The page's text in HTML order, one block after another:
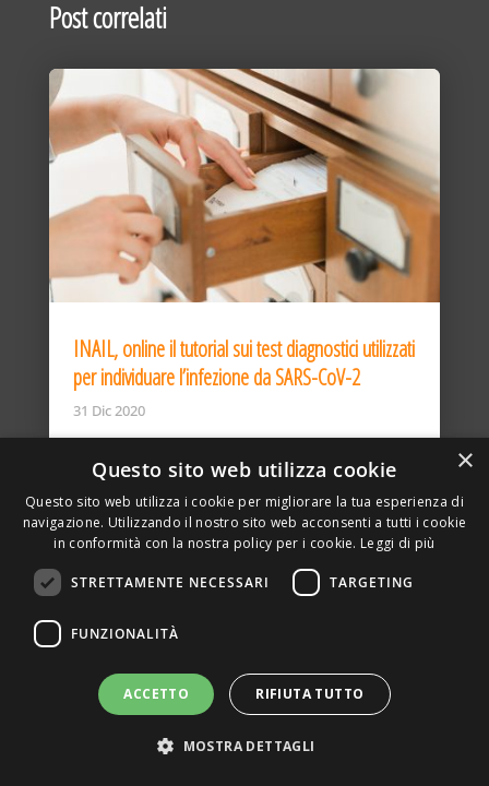
Post correlati
INAIL, online il tutorial sui test diagnostici utilizzati
per individuare l’infezione da SARS-CoV-2
31 Dic 2020
DELLA TORRE, 15 – 20127 – MILANO – P. IVA
SITO REALIZZATO DA GRAFICAEFOTO WEB AGENCY –
PARTNER SINTEL
×
Questo sito web utilizza cookie
Questo sito web utilizza i cookie per migliorare la tua esperienza di
navigazione. Utilizzando il nostro sito web acconsenti a tutti i cookie
in conformità con la nostra policy per i cookie. Leggi di più
STRETTAMENTE NECESSARI TARGETING
FUNZIONALITÀ
ACCETTO RIFIUTA TUTTO
MOSTRA DETTAGLI